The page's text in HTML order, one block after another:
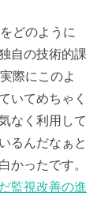
どのように
自の技術的課
際にこのよ
いてめちゃく
なく利用して
るんだなぁと
かったです。
監視改善の進